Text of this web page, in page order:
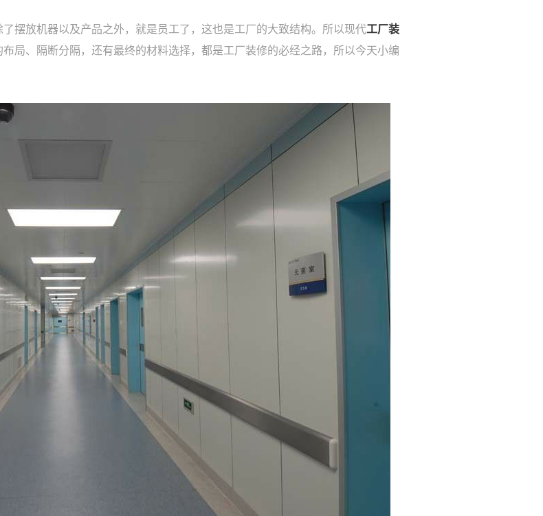
摆放机器以及产品之外，就是员工了，这也是工厂的大致结构。所以现代工厂装
局、隔断分隔，还有最终的材料选择，都是工厂装修的必经之路，所以今天小编